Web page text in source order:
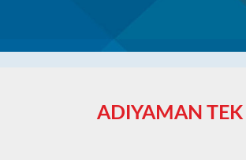
ADIYAMAN TEK